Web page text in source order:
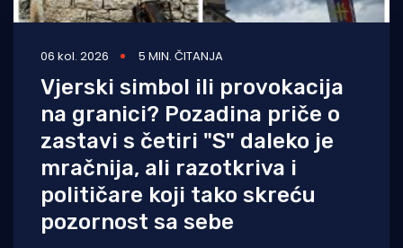
06 kol. 2026 5 MIN. ČITANJA
Vjerski simbol ili provokacija
na granici? Pozadina priče o
zastavi s četiri "S" daleko je
mračnija, ali razotkriva i
političare koji tako skreću
pozornost sa sebe